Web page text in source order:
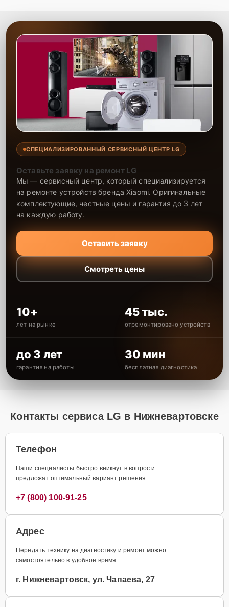
работоспособности устройства, используя проверенные детали.
гарантия, что подтверждает надежность ремонта. Обращайтесь к
нам, чтобы ваше устройство снова функционировало без проблем
с Wi-Fi подключением.
СПЕЦИАЛИЗИРОВАННЫЙ СЕРВИСНЫЙ ЦЕНТР LG
Оставьте заявку на ремонт LG
Мы — сервисный центр, который специализируется
на ремонте устройств бренда Xiaomi. Оригинальные
комплектующие, честные цены и гарантия до 3 лет
на каждую работу.
Оставить заявку
Смотреть цены
10+
лет на рынке
45 тыс.
отремонтировано устройств
до 3 лет
гарантия на работы
30 мин
бесплатная диагностика
Контакты сервиса LG в Нижневартовске
Телефон
Наши специалисты быстро вникнут в вопрос и
предложат оптимальный вариант решения
+7 (800) 100-91-25
Адрес
Передать технику на диагностику и ремонт можно
самостоятельно в удобное время
г. Нижневартовск, ул. Чапаева, 27